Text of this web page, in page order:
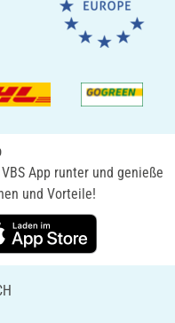
App runter und genieße
und Vorteile!